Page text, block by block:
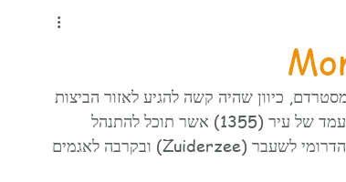
כ- 25 דקות נסיעה מאמסטרדם, כיוון שהיה קשה להגיע לאזור הביצות
בו נמצא הישוב העדיפו מושלי הולנד לתת גם למוניקנדאם מעמד של עיר (1355) אשר תוכל להתנהל
עצמאית עם ראש ומועצת עיר. מיקום העיירה על גדות הים הדרומי לשעבר (Zuiderzee) ובקרבה לאגמים